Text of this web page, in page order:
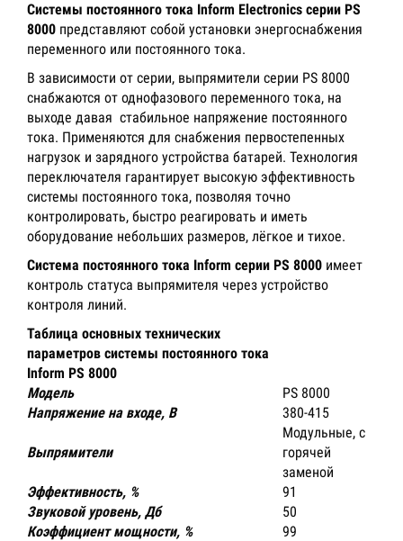
Системы постоянного тока Inform Electronics серии PS
8000 представляют собой установки энергоснабжения
переменного или постоянного тока.
В зависимости от серии, выпрямители серии PS 8000
снабжаются от однофазового переменного тока, на
выходе давая стабильное напряжение постоянного
тока. Применяются для снабжения первостепенных
нагрузок и зарядного устройства батарей. Технология
переключателя гарантирует высокую эффективность
системы постоянного тока, позволяя точно
контролировать, быстро реагировать и иметь
оборудование небольших размеров, лёгкое и тихое.
Система постоянного тока Inform серии PS 8000 имеет
контроль статуса выпрямителя через устройство
контроля линий.
Таблица основных технических
параметров системы постоянного тока
Inform PS 8000
Модель
PS 8000
Напряжение на входе, В
380-415
Выпрямители
Модульные, с
горячей
заменой
Эффективность, %
91
Звуковой уровень, Дб
50
Коэффициент мощности, %
99